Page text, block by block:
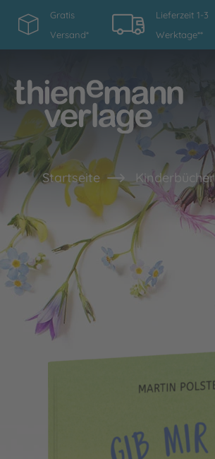
Gratis
Versand*
Lieferzeit 1-3
Werktage**
Startseite Kinderbücher